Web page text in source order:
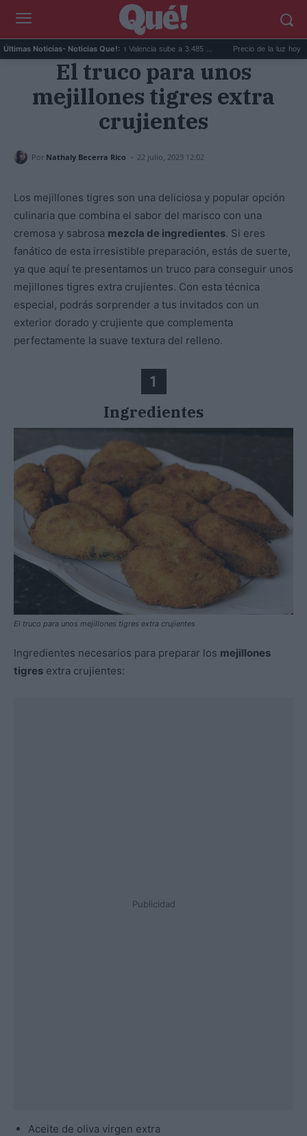
Últimas Noticias- Noticias Que!:
El precio de la vivienda en Valencia sube a 3.485 ... Precio de la luz hoy,
El truco para unos
mejillones tigres extra
crujientes
Por Nathaly Becerra Rico - 22 julio, 2023 12:02
Los mejillones tigres son una deliciosa y popular opción
culinaria que combina el sabor del marisco con una
cremosa y sabrosa mezcla de ingredientes. Si eres
fanático de esta irresistible preparación, estás de suerte,
ya que aquí te presentamos un truco para conseguir unos
mejillones tigres extra crujientes. Con esta técnica
especial, podrás sorprender a tus invitados con un
exterior dorado y crujiente que complementa
perfectamente la suave textura del relleno.
1
Ingredientes
El truco para unos mejillones tigres extra crujientes
Ingredientes necesarios para preparar los mejillones
tigres extra crujientes:
Publicidad
Aceite de oliva virgen extra